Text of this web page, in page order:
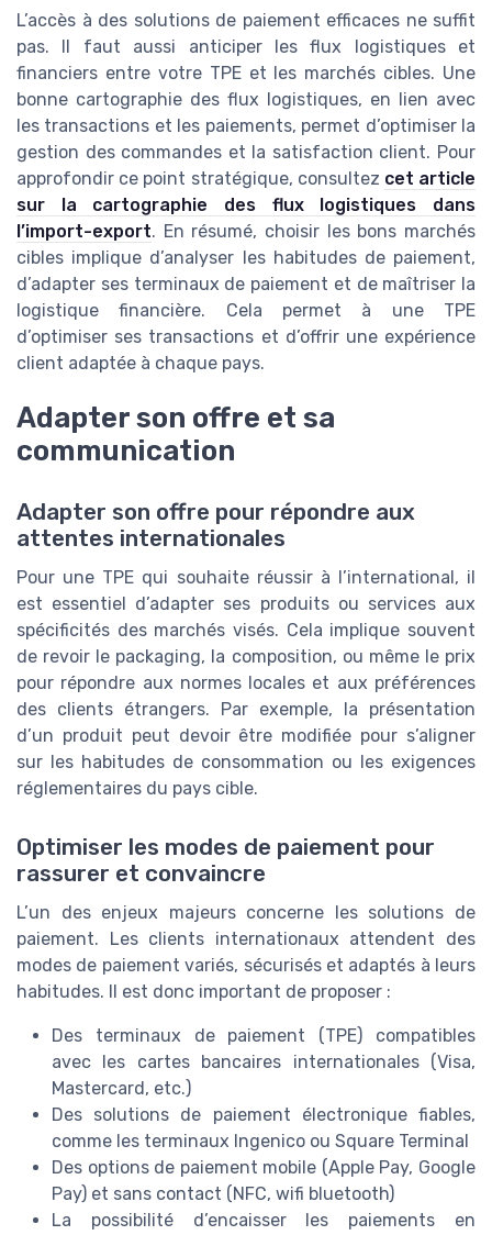
L’accès à des solutions de paiement efficaces ne suffit
pas. Il faut aussi anticiper les flux logistiques et
financiers entre votre TPE et les marchés cibles. Une
bonne cartographie des flux logistiques, en lien avec
les transactions et les paiements, permet d’optimiser la
gestion des commandes et la satisfaction client. Pour
approfondir ce point stratégique, consultez cet article
sur la cartographie des flux logistiques dans
l’import-export. En résumé, choisir les bons marchés
cibles implique d’analyser les habitudes de paiement,
d’adapter ses terminaux de paiement et de maîtriser la
logistique financière. Cela permet à une TPE
d’optimiser ses transactions et d’offrir une expérience
client adaptée à chaque pays.
Adapter son offre et sa
communication
Adapter son offre pour répondre aux
attentes internationales
Pour une TPE qui souhaite réussir à l’international, il
est essentiel d’adapter ses produits ou services aux
spécificités des marchés visés. Cela implique souvent
de revoir le packaging, la composition, ou même le prix
pour répondre aux normes locales et aux préférences
des clients étrangers. Par exemple, la présentation
d’un produit peut devoir être modifiée pour s’aligner
sur les habitudes de consommation ou les exigences
réglementaires du pays cible.
Optimiser les modes de paiement pour
rassurer et convaincre
L’un des enjeux majeurs concerne les solutions de
paiement. Les clients internationaux attendent des
modes de paiement variés, sécurisés et adaptés à leurs
habitudes. Il est donc important de proposer :
Des terminaux de paiement (TPE) compatibles
avec les cartes bancaires internationales (Visa,
Mastercard, etc.)
Des solutions de paiement électronique fiables,
comme les terminaux Ingenico ou Square Terminal
Des options de paiement mobile (Apple Pay, Google
Pay) et sans contact (NFC, wifi bluetooth)
La possibilité d’encaisser les paiements en